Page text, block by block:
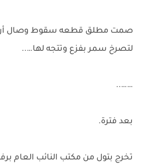
صمت مطلق قطعه سقوط وصال
لتصرخ سمر بفزع وتتجه لها…..
……..
بعد فترة.
تخرج بتول من مكتب النائب العام